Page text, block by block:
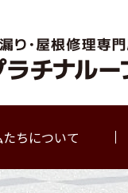
ちについて